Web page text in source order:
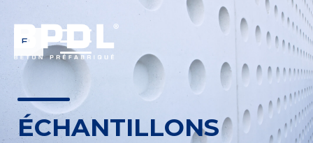
EN
ÉCHANTILLONS